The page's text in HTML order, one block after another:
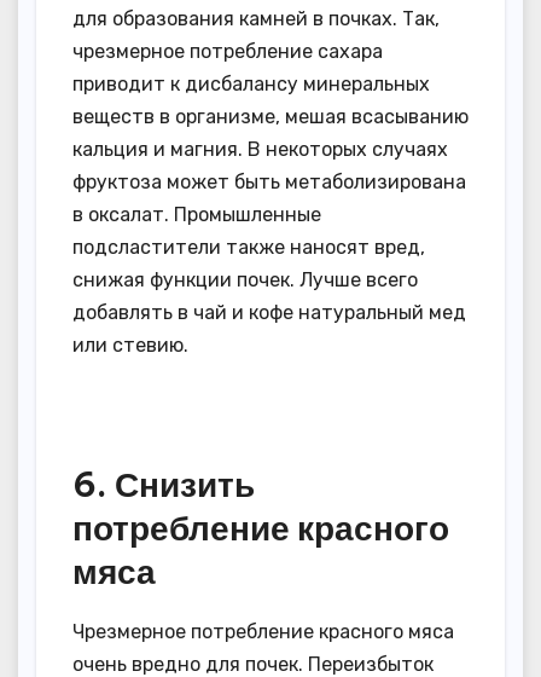
для образования камней в почках. Так,
чрезмерное потребление сахара
приводит к дисбалансу минеральных
веществ в организме, мешая всасыванию
кальция и магния. В некоторых случаях
фруктоза может быть метаболизирована
в оксалат. Промышленные
подсластители также наносят вред,
снижая функции почек. Лучше всего
добавлять в чай и кофе натуральный мед
или стевию.
6. Снизить
потребление красного
мяса
Чрезмерное потребление красного мяса
очень вредно для почек. Переизбыток